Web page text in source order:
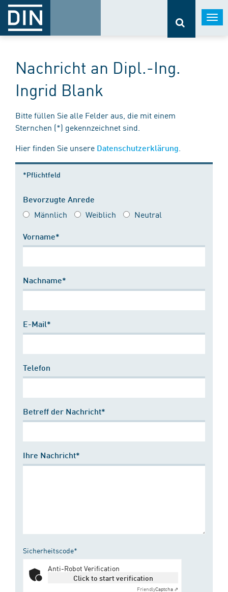
Nachricht an Dipl.-Ing.
Ingrid Blank
Bitte füllen Sie alle Felder aus, die mit einem
Sternchen (*) gekennzeichnet sind.
Hier finden Sie unsere Datenschutzerklärung
*Pflichtfeld
Bevorzugte Anrede
Männlich Weiblich Neutral
Vorname*
Nachname*
E-Mail*
Telefon
Betreff der Nachricht*
Ihre Nachricht*
Sicherheitscode*
Anti-Robot Verification
Click to start verification
FriendlyCaptcha ⇗